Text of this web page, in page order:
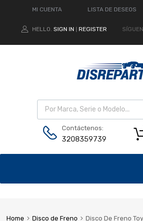
MI CUENTA LISTA DE DESEOS
HELLO. SIGN IN REGISTER
Contáctenos:
3208359739
Home Disco de Freno Disco De Freno